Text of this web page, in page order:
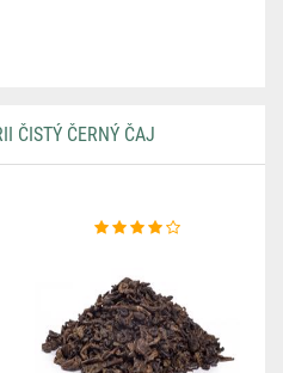
ČISTÝ ČERNÝ ČAJ